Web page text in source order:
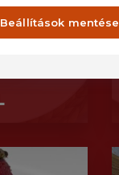
Beállítások mentése